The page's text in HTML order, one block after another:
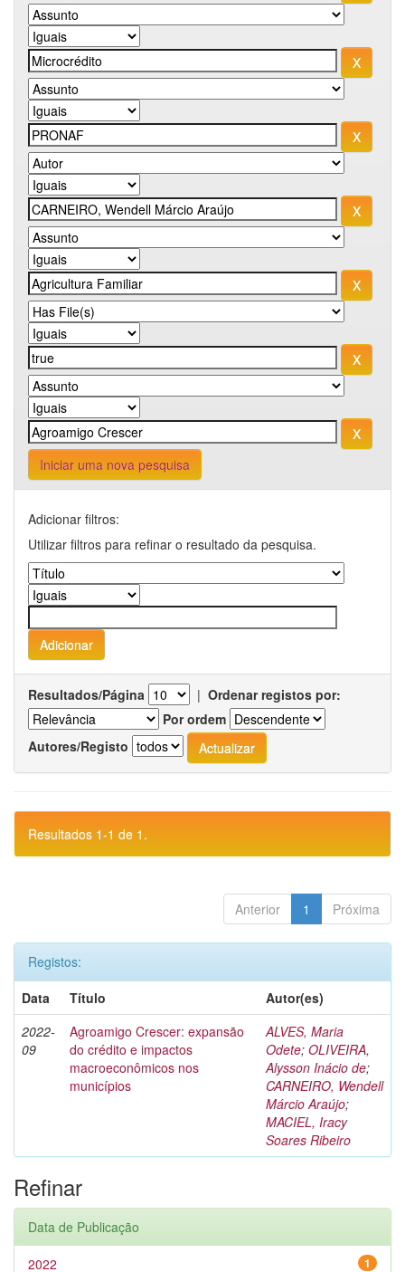
Iniciar uma nova pesquisa
Adicionar filtros:
Utilizar filtros para refinar o resultado da pesquisa.
Resultados/Página | Ordenar registos por:
Por ordem
Autores/Registo
Resultados 1-1 de 1.
Anterior 1 Próxima
Registos:
Data
Título
Autor(es)
2022-
09
Agroamigo Crescer: expansão
do crédito e impactos
macroeconômicos nos
municípios
ALVES, Maria
Odete; OLIVEIRA,
Alysson Inácio de;
CARNEIRO, Wendell
Márcio Araújo;
MACIEL, Iracy
Soares Ribeiro
Refinar
Data de Publicação
1
2022